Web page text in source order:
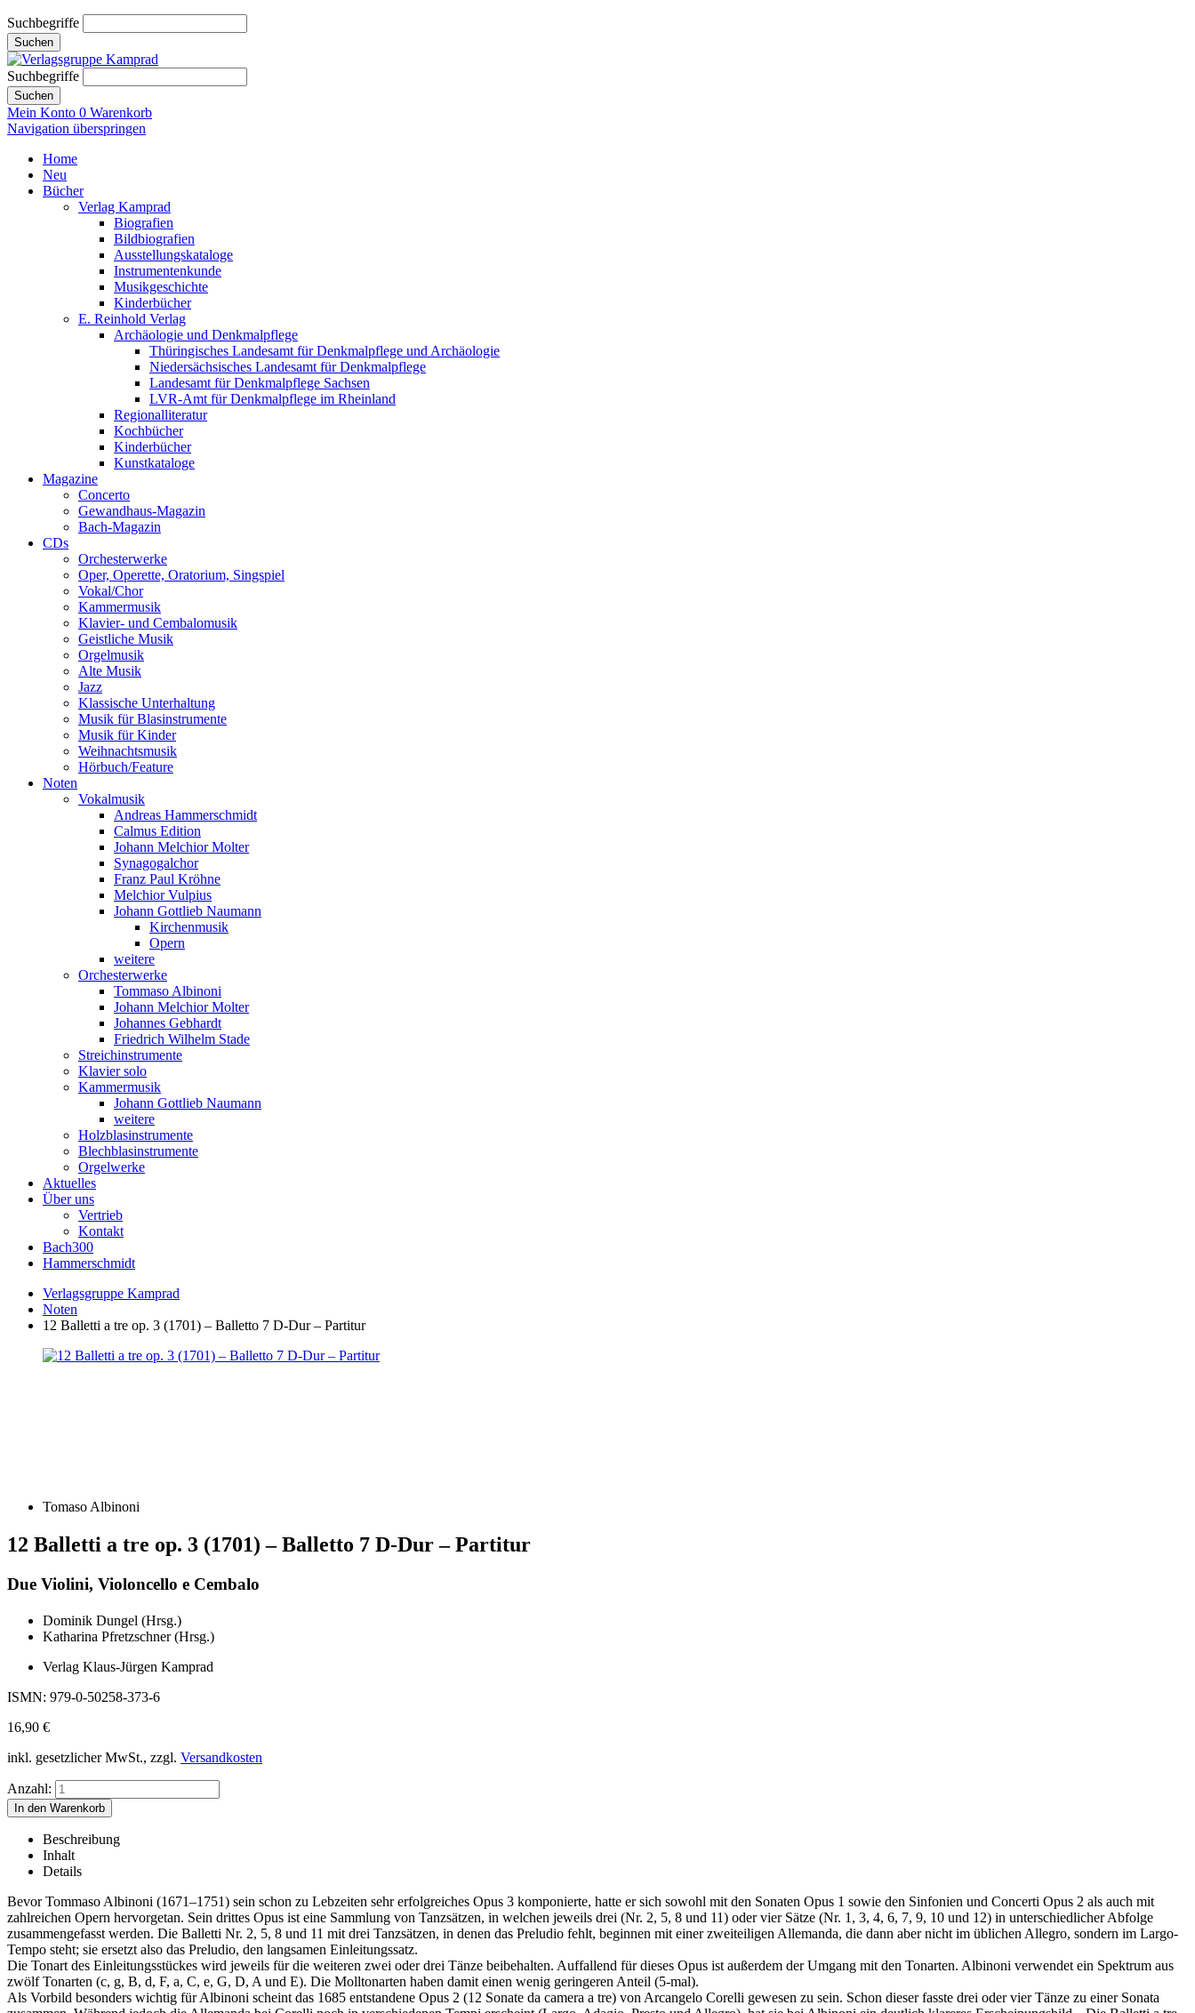
Suchbegriffe
Suchen
Suchbegriffe
Suchen
Mein Konto 0 Warenkorb
Navigation überspringen
Home
Neu
Bücher
Verlag Kamprad
Biografien
Bildbiografien
Ausstellungskataloge
Instrumentenkunde
Musikgeschichte
Kinderbücher
E. Reinhold Verlag
Archäologie und Denkmalpflege
Thüringisches Landesamt für Denkmalpflege und Archäologie
Niedersächsisches Landesamt für Denkmalpflege
Landesamt für Denkmalpflege Sachsen
LVR-Amt für Denkmalpflege im Rheinland
Regionalliteratur
Kochbücher
Kinderbücher
Kunstkataloge
Magazine
Concerto
Gewandhaus-Magazin
Bach-Magazin
CDs
Orchesterwerke
Oper, Operette, Oratorium, Singspiel
Vokal/Chor
Kammermusik
Klavier- und Cembalomusik
Geistliche Musik
Orgelmusik
Alte Musik
Jazz
Klassische Unterhaltung
Musik für Blasinstrumente
Musik für Kinder
Weihnachtsmusik
Hörbuch/Feature
Noten
Vokalmusik
Andreas Hammerschmidt
Calmus Edition
Johann Melchior Molter
Synagogalchor
Franz Paul Kröhne
Melchior Vulpius
Johann Gottlieb Naumann
Kirchenmusik
Opern
weitere
Orchesterwerke
Tommaso Albinoni
Johann Melchior Molter
Johannes Gebhardt
Friedrich Wilhelm Stade
Streichinstrumente
Klavier solo
Kammermusik
Johann Gottlieb Naumann
weitere
Holzblasinstrumente
Blechblasinstrumente
Orgelwerke
Aktuelles
Über uns
Vertrieb
Kontakt
Bach300
Hammerschmidt
Verlagsgruppe Kamprad
Noten
12 Balletti a tre op. 3 (1701) – Balletto 7 D-Dur – Partitur
Tomaso Albinoni
12 Balletti a tre op. 3 (1701) – Balletto 7 D-Dur – Partitur
Due Violini, Violoncello e Cembalo
Dominik Dungel (Hrsg.)
Katharina Pfretzschner (Hrsg.)
Verlag Klaus-Jürgen Kamprad
ISMN: 979-0-50258-373-6
16,90 €
inkl. gesetzlicher MwSt., zzgl. Versandkosten
Anzahl:
Beschreibung
Inhalt
Details
Bevor Tommaso Albinoni (1671–1751) sein schon zu Lebzeiten sehr erfolgreiches Opus 3 komponierte, hatte er sich sowohl mit den Sonaten Opus 1 sowie den Sinfonien und Concerti Opus 2 als auch mit
zahlreichen Opern hervorgetan. Sein drittes Opus ist eine Sammlung von Tanzsätzen, in welchen jeweils drei (Nr. 2, 5, 8 und 11) oder vier Sätze (Nr. 1, 3, 4, 6, 7, 9, 10 und 12) in unterschiedlicher Abfolge
zusammengefasst werden. Die Balletti Nr. 2, 5, 8 und 11 mit drei Tanzsätzen, in denen das Preludio fehlt, beginnen mit einer zweiteiligen Allemanda, die dann aber nicht im üblichen Allegro, sondern im Largo-
Tempo steht; sie ersetzt also das Preludio, den langsamen Einleitungssatz.
Die Tonart des Einleitungsstückes wird jeweils für die weiteren zwei oder drei Tänze beibehalten. Auffallend für dieses Opus ist außerdem der Umgang mit den Tonarten. Albinoni verwendet ein Spektrum aus
zwölf Tonarten (c, g, B, d, F, a, C, e, G, D, A und E). Die Molltonarten haben damit einen wenig geringeren Anteil (5-mal).
Als Vorbild besonders wichtig für Albinoni scheint das 1685 entstandene Opus 2 (12 Sonate da camera a tre) von Arcangelo Corelli gewesen zu sein. Schon dieser fasste drei oder vier Tänze zu einer Sonata